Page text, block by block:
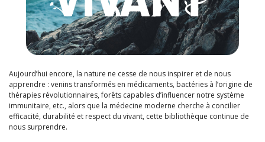
Aujourd’hui encore, la nature ne cesse de nous inspirer et de nous
apprendre : venins transformés en médicaments, bactéries à l’origine de
thérapies révolutionnaires, forêts capables d’influencer notre système
immunitaire, etc., alors que la médecine moderne cherche à concilier
efficacité, durabilité et respect du vivant, cette bibliothèque continue de
nous surprendre.